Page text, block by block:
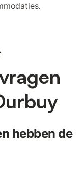
hebben de